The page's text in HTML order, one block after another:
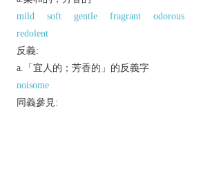
mild
soft gentle fragrant
odorous
redolent
反義:
a.「宜人的；芳香的」的反義字
noisome
同義參見: